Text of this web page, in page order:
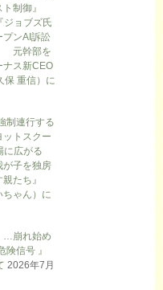
制御』
ジョブズ氏
プンAI訴訟
元幹部を
ナス新CEO
重信）に
制連行する
ットスクー
に広がる
が子を独房
たち』
ゃん）に
…崩れ始め
信号 』
2026年7月